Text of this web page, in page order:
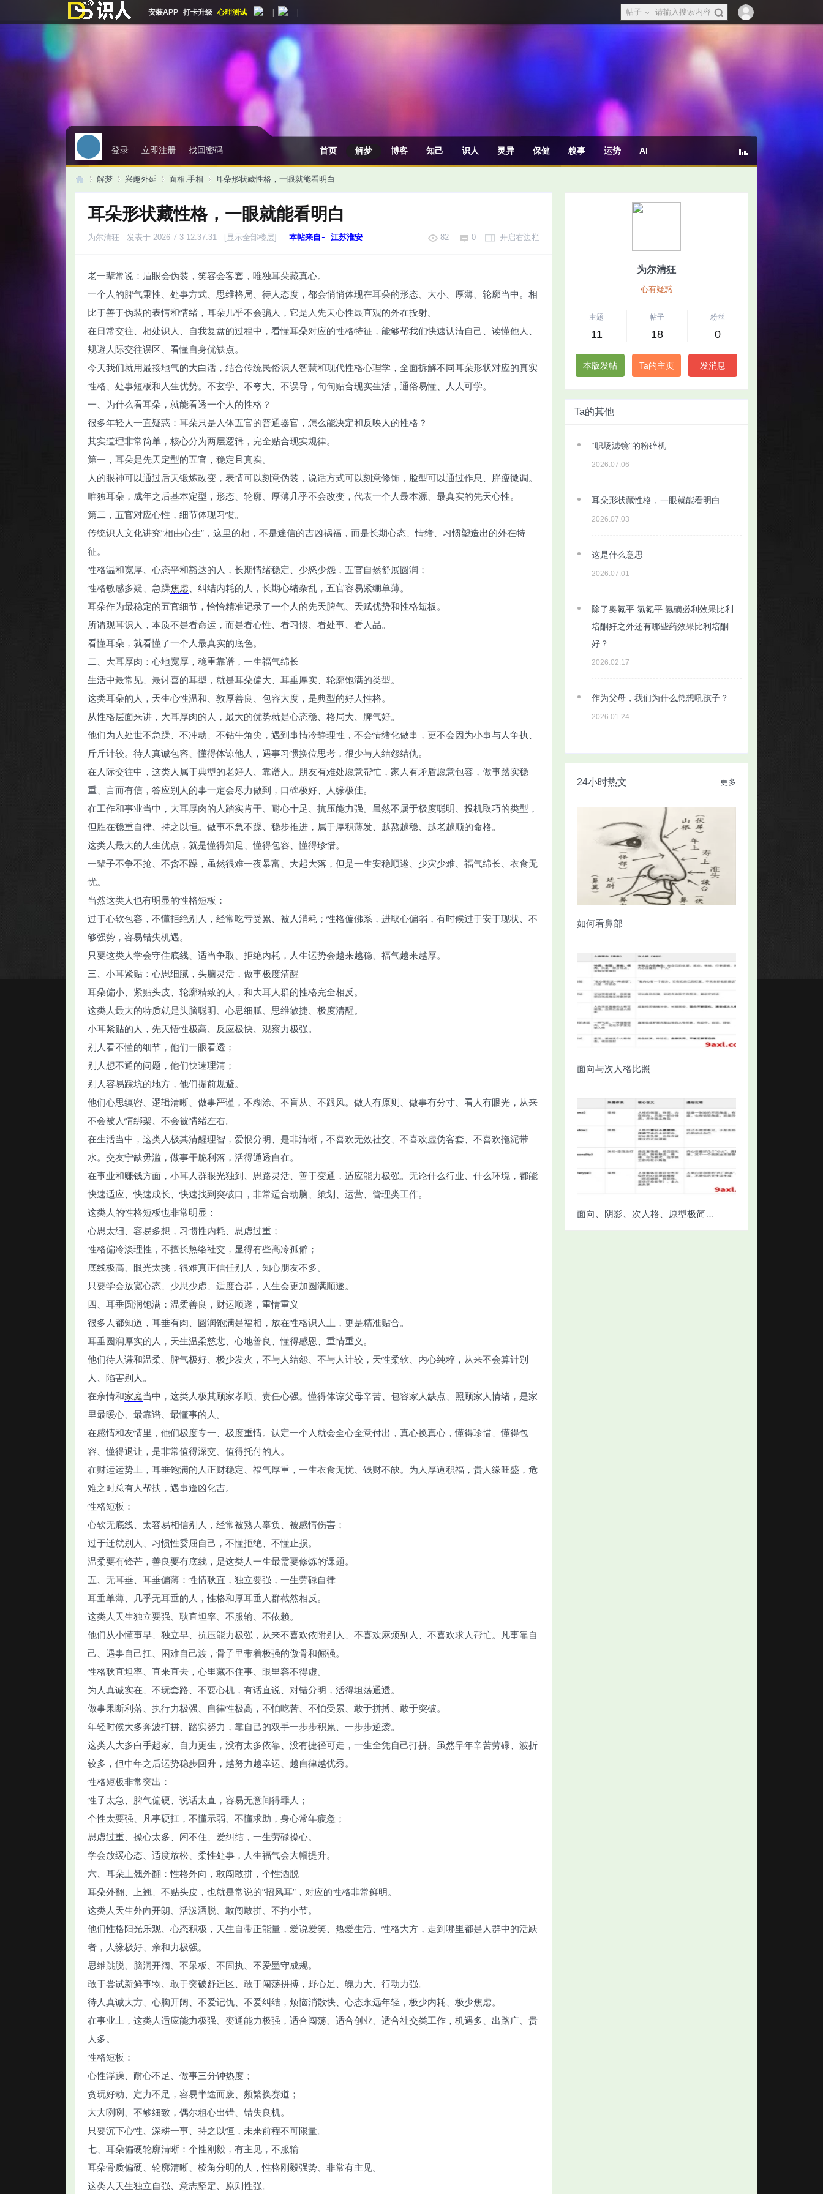
安装APP 打卡升级 心理测试 帖子
登录 | 立即注册 | 找回密码 首页 解梦 博客 知己 识人 灵异 保健 糗事 运势 AI
解梦 兴趣外延 面相.手相 耳朵形状藏性格，一眼就能看明白
为尔清狂
心有疑惑
主题
11
帖子
18
粉丝
0
本版发帖 Ta的主页 发消息
Ta的其他
“职场滤镜”的粉碎机
2026.07.06
耳朵形状藏性格，一眼就能看明白
2026.07.03
这是什么意思
2026.07.01
除了奥氮平 氯氮平 氨磺必利效果比利
培酮好之外还有哪些药效果比利培酮
好？
2026.02.17
作为父母，我们为什么总想吼孩子？
2026.01.24
更多
24小时热文
如何看鼻部
面向与次人格比照
面向、阴影、次人格、原型极简对照
耳朵形状藏性格，一眼就能看明白
为尔清狂 发表于 2026-7-3 12:37:31 [显示全部楼层] 本帖来自- 江苏淮安 开启右边栏
82 0
老一辈常说：眉眼会伪装，笑容会客套，唯独耳朵藏真心。
一个人的脾气秉性、处事方式、思维格局、待人态度，都会悄悄体现在耳朵的形态、大小、厚薄、轮廓当中。相
比于善于伪装的表情和情绪，耳朵几乎不会骗人，它是人先天心性最直观的外在投射。
在日常交往、相处识人、自我复盘的过程中，看懂耳朵对应的性格特征，能够帮我们快速认清自己、读懂他人、
规避人际交往误区、看懂自身优缺点。
今天我们就用最接地气的大白话，结合传统民俗识人智慧和现代性格心理学，全面拆解不同耳朵形状对应的真实
性格、处事短板和人生优势。不玄学、不夸大、不误导，句句贴合现实生活，通俗易懂、人人可学。
一、为什么看耳朵，就能看透一个人的性格？
很多年轻人一直疑惑：耳朵只是人体五官的普通器官，怎么能决定和反映人的性格？
其实道理非常简单，核心分为两层逻辑，完全贴合现实规律。
第一，耳朵是先天定型的五官，稳定且真实。
人的眼神可以通过后天锻炼改变，表情可以刻意伪装，说话方式可以刻意修饰，脸型可以通过作息、胖瘦微调。
唯独耳朵，成年之后基本定型，形态、轮廓、厚薄几乎不会改变，代表一个人最本源、最真实的先天心性。
第二，五官对应心性，细节体现习惯。
传统识人文化讲究“相由心生”，这里的相，不是迷信的吉凶祸福，而是长期心态、情绪、习惯塑造出的外在特
征。
性格温和宽厚、心态平和豁达的人，长期情绪稳定、少怒少怨，五官自然舒展圆润；
性格敏感多疑、急躁焦虑 、纠结内耗的人，长期心绪杂乱，五官容易紧绷单薄。
耳朵作为最稳定的五官细节，恰恰精准记录了一个人的先天脾气、天赋优势和性格短板。
所谓观耳识人，本质不是看命运，而是看心性、看习惯、看处事、看人品。
看懂耳朵，就看懂了一个人最真实的底色。
二、大耳厚肉：心地宽厚，稳重靠谱，一生福气绵长
生活中最常见、最讨喜的耳型，就是耳朵偏大、耳垂厚实、轮廓饱满的类型。
这类耳朵的人，天生心性温和、敦厚善良、包容大度，是典型的好人性格。
从性格层面来讲，大耳厚肉的人，最大的优势就是心态稳、格局大、脾气好。
他们为人处世不急躁、不冲动、不钻牛角尖，遇到事情冷静理性，不会情绪化做事，更不会因为小事与人争执、
斤斤计较。待人真诚包容、懂得体谅他人，遇事习惯换位思考，很少与人结怨结仇。
在人际交往中，这类人属于典型的老好人、靠谱人。朋友有难处愿意帮忙，家人有矛盾愿意包容，做事踏实稳
重、言而有信，答应别人的事一定会尽力做到，口碑极好、人缘极佳。
在工作和事业当中，大耳厚肉的人踏实肯干、耐心十足、抗压能力强。虽然不属于极度聪明、投机取巧的类型，
但胜在稳重自律、持之以恒。做事不急不躁、稳步推进，属于厚积薄发、越熬越稳、越老越顺的命格。
这类人最大的人生优点，就是懂得知足、懂得包容、懂得珍惜。
一辈子不争不抢、不贪不躁，虽然很难一夜暴富、大起大落，但是一生安稳顺遂、少灾少难、福气绵长、衣食无
忧。
当然这类人也有明显的性格短板：
过于心软包容，不懂拒绝别人，经常吃亏受累、被人消耗；性格偏佛系，进取心偏弱，有时候过于安于现状、不
够强势，容易错失机遇。
只要这类人学会守住底线、适当争取、拒绝内耗，人生运势会越来越稳、福气越来越厚。
三、小耳紧贴：心思细腻，头脑灵活，做事极度清醒
耳朵偏小、紧贴头皮、轮廓精致的人，和大耳人群的性格完全相反。
这类人最大的特质就是头脑聪明、心思细腻、思维敏捷、极度清醒。
小耳紧贴的人，先天悟性极高、反应极快、观察力极强。
别人看不懂的细节，他们一眼看透；
别人想不通的问题，他们快速理清；
别人容易踩坑的地方，他们提前规避。
他们心思缜密、逻辑清晰、做事严谨，不糊涂、不盲从、不跟风。做人有原则、做事有分寸、看人有眼光，从来
不会被人情绑架、不会被情绪左右。
在生活当中，这类人极其清醒理智，爱恨分明、是非清晰，不喜欢无效社交、不喜欢虚伪客套、不喜欢拖泥带
水。交友宁缺毋滥，做事干脆利落，活得通透自在。
在事业和赚钱方面，小耳人群眼光独到、思路灵活、善于变通，适应能力极强。无论什么行业、什么环境，都能
快速适应、快速成长、快速找到突破口，非常适合动脑、策划、运营、管理类工作。
这类人的性格短板也非常明显：
心思太细、容易多想，习惯性内耗、思虑过重；
性格偏冷淡理性，不擅长热络社交，显得有些高冷孤僻；
底线极高、眼光太挑，很难真正信任别人，知心朋友不多。
只要学会放宽心态、少思少虑、适度合群，人生会更加圆满顺遂。
四、耳垂圆润饱满：温柔善良，财运顺遂，重情重义
很多人都知道，耳垂有肉、圆润饱满是福相，放在性格识人上，更是精准贴合。
耳垂圆润厚实的人，天生温柔慈悲、心地善良、懂得感恩、重情重义。
他们待人谦和温柔、脾气极好、极少发火，不与人结怨、不与人计较，天性柔软、内心纯粹，从来不会算计别
人、陷害别人。
在亲情和家庭当中，这类人极其顾家孝顺、责任心强。懂得体谅父母辛苦、包容家人缺点、照顾家人情绪，是家
里最暖心、最靠谱、最懂事的人。
在感情和友情里，他们极度专一、极度重情。认定一个人就会全心全意付出，真心换真心，懂得珍惜、懂得包
容、懂得退让，是非常值得深交、值得托付的人。
在财运运势上，耳垂饱满的人正财稳定、福气厚重，一生衣食无忧、钱财不缺。为人厚道积福，贵人缘旺盛，危
难之时总有人帮扶，遇事逢凶化吉。
性格短板：
心软无底线、太容易相信别人，经常被熟人辜负、被感情伤害；
过于迁就别人、习惯性委屈自己，不懂拒绝、不懂止损。
温柔要有锋芒，善良要有底线，是这类人一生最需要修炼的课题。
五、无耳垂、耳垂偏薄：性情耿直，独立要强，一生劳碌自律
耳垂单薄、几乎无耳垂的人，性格和厚耳垂人群截然相反。
这类人天生独立要强、耿直坦率、不服输、不依赖。
他们从小懂事早、独立早、抗压能力极强，从来不喜欢依附别人、不喜欢麻烦别人、不喜欢求人帮忙。凡事靠自
己、遇事自己扛、困难自己渡，骨子里带着极强的傲骨和倔强。
性格耿直坦率、直来直去，心里藏不住事、眼里容不得虚。
为人真诚实在、不玩套路、不耍心机，有话直说、对错分明，活得坦荡通透。
做事果断利落、执行力极强、自律性极高，不怕吃苦、不怕受累、敢于拼搏、敢于突破。
年轻时候大多奔波打拼、踏实努力，靠自己的双手一步步积累、一步步逆袭。
这类人大多白手起家、自力更生，没有太多依靠、没有捷径可走，一生全凭自己打拼。虽然早年辛苦劳碌、波折
较多，但中年之后运势稳步回升，越努力越幸运、越自律越优秀。
性格短板非常突出：
性子太急、脾气偏硬、说话太直，容易无意间得罪人；
个性太要强、凡事硬扛，不懂示弱、不懂求助，身心常年疲惫；
思虑过重、操心太多、闲不住、爱纠结，一生劳碌操心。
学会放缓心态、适度放松、柔性处事，人生福气会大幅提升。
六、耳朵上翘外翻：性格外向，敢闯敢拼，个性洒脱
耳朵外翻、上翘、不贴头皮，也就是常说的“招风耳”，对应的性格非常鲜明。
这类人天生外向开朗、活泼洒脱、敢闯敢拼、不拘小节。
他们性格阳光乐观、心态积极，天生自带正能量，爱说爱笑、热爱生活、性格大方，走到哪里都是人群中的活跃
者，人缘极好、亲和力极强。
思维跳脱、脑洞开阔、不呆板、不固执、不爱墨守成规。
敢于尝试新鲜事物、敢于突破舒适区、敢于闯荡拼搏，野心足、魄力大、行动力强。
待人真诚大方、心胸开阔、不爱记仇、不爱纠结，烦恼消散快、心态永远年轻，极少内耗、极少焦虑。
在事业上，这类人适应能力极强、变通能力极强，适合闯荡、适合创业、适合社交类工作，机遇多、出路广、贵
人多。
性格短板：
心性浮躁、耐心不足、做事三分钟热度；
贪玩好动、定力不足，容易半途而废、频繁换赛道；
大大咧咧、不够细致，偶尔粗心出错、错失良机。
只要沉下心性、深耕一事、持之以恒，未来前程不可限量。
七、耳朵偏硬轮廓清晰：个性刚毅，有主见，不服输
耳朵骨质偏硬、轮廓清晰、棱角分明的人，性格刚毅强势、非常有主见。
这类人天生独立自强、意志坚定、原则性强。